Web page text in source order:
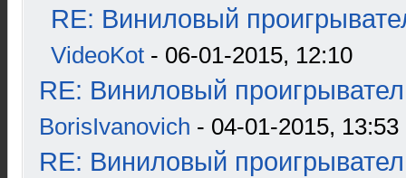
RE: Виниловый
VideoKot - 06-01-2015, 12:10
RE: Виниловый
BorisIvanovich - 04-01-2015, 13:53
RE: Виниловый